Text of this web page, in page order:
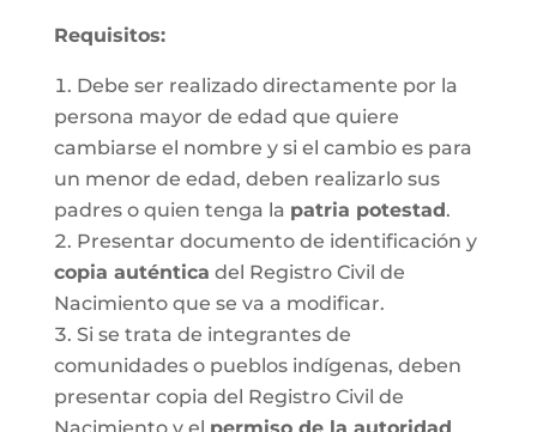
Requisitos:
Debe ser realizado directamente por la
persona mayor de edad que quiere
cambiarse el nombre y si el cambio es para
un menor de edad, deben realizarlo sus
padres o quien tenga la patria potestad.
Presentar documento de identificación y
copia auténtica del Registro Civil de
Nacimiento que se va a modificar.
Si se trata de integrantes de
comunidades o pueblos indígenas, deben
presentar copia del Registro Civil de